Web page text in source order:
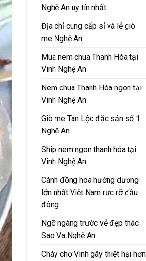
Nghệ An uy tín nhất
Địa chỉ cung cấp sỉ và lẻ giò
me Nghệ An
Mua nem chua Thanh Hóa tại
Vinh Nghệ An
Nem chua Thanh Hóa ngon tại
Vinh Nghệ An
Giò me Tân Lộc đặc sản số 1
Nghệ An
Ship nem ngon thanh hóa tại
Vinh Nghệ An
Cánh đồng hoa hướng dương
lớn nhất Việt Nam rực rỡ đầu
đông
Ngỡ ngàng trước vẻ đẹp thác
Sao Va Nghệ An
Cháy chợ Vinh gây thiệt hại hơn